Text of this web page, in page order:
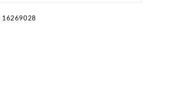
16269028